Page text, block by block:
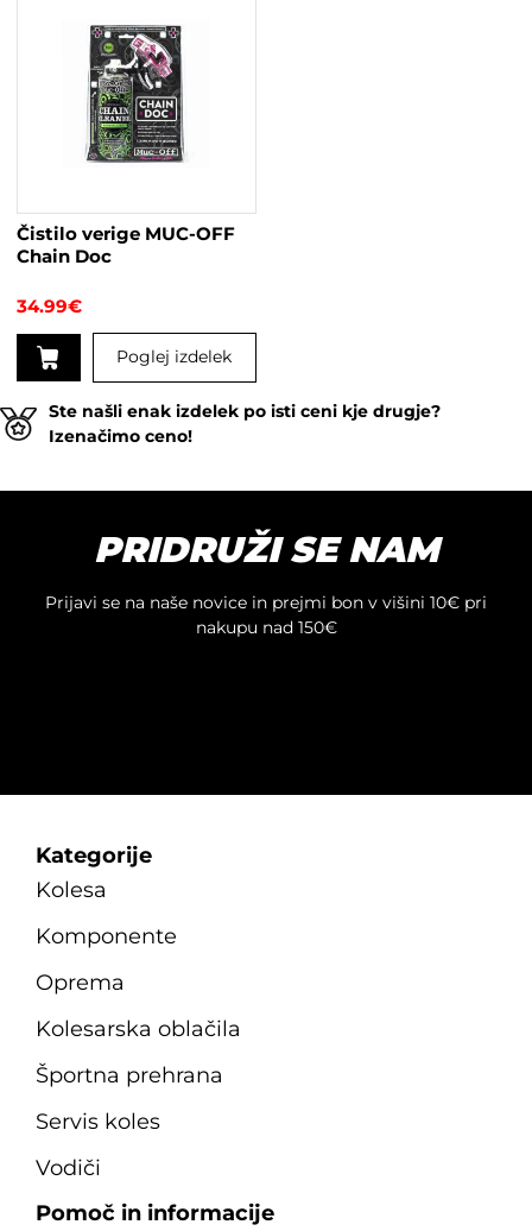
Čistilo verige MUC-OFF
Chain Doc
34.99€
Poglej izdelek
Ste našli enak izdelek po isti ceni kje drugje?
Izenačimo ceno!
PRIDRUŽI SE NAM
Prijavi se na naše novice in prejmi bon v višini 10€ pri
nakupu nad 150€
Kategorije
Kolesa
Komponente
Oprema
Kolesarska oblačila
Športna prehrana
Servis koles
Vodiči
Pomoč in informacije